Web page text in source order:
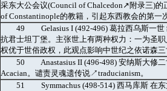
采东大公会议(Council of Chalcedon↗附录三)
of Constantinople的教籍，引起东西教会的第一
49 Gelasius I (492-496) 葛拉西乌斯一世
抗君士坦丁堡。主张世上有两种权力：一为圣
权优于世俗政权，此观点影响中世纪之依诺森
50 Anastasius II (496-498) 安纳斯大修二
Acacian。谴责灵魂遗传说↗traducianism。
51 Symmachus (498-514) 西马库斯 在东